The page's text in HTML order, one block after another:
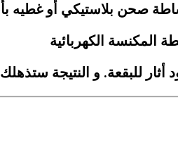
صحن بلاستيكي أو غطيه
المكنسة الكهربائية
للبقعة. و النتيجة